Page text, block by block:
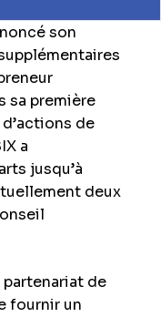
son
sa première
de
a
jusqu’à
deux
partenariat de
fournir un